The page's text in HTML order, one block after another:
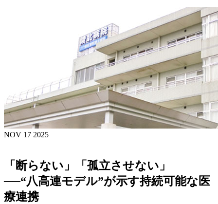
NOV 17 2025
「断らない」「孤立させない」
──“八高連モデル”が示す持続可能な医
療連携